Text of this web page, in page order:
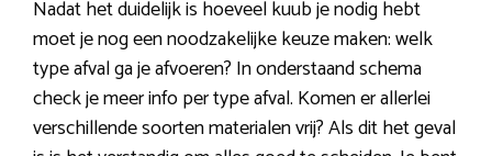
Nadat het duidelijk is hoeveel kuub je nodig hebt
moet je nog een noodzakelijke keuze maken: welk
type afval ga je afvoeren? In onderstaand schema
check je meer info per type afval. Komen er allerlei
verschillende soorten materialen vrij? Als dit het geval